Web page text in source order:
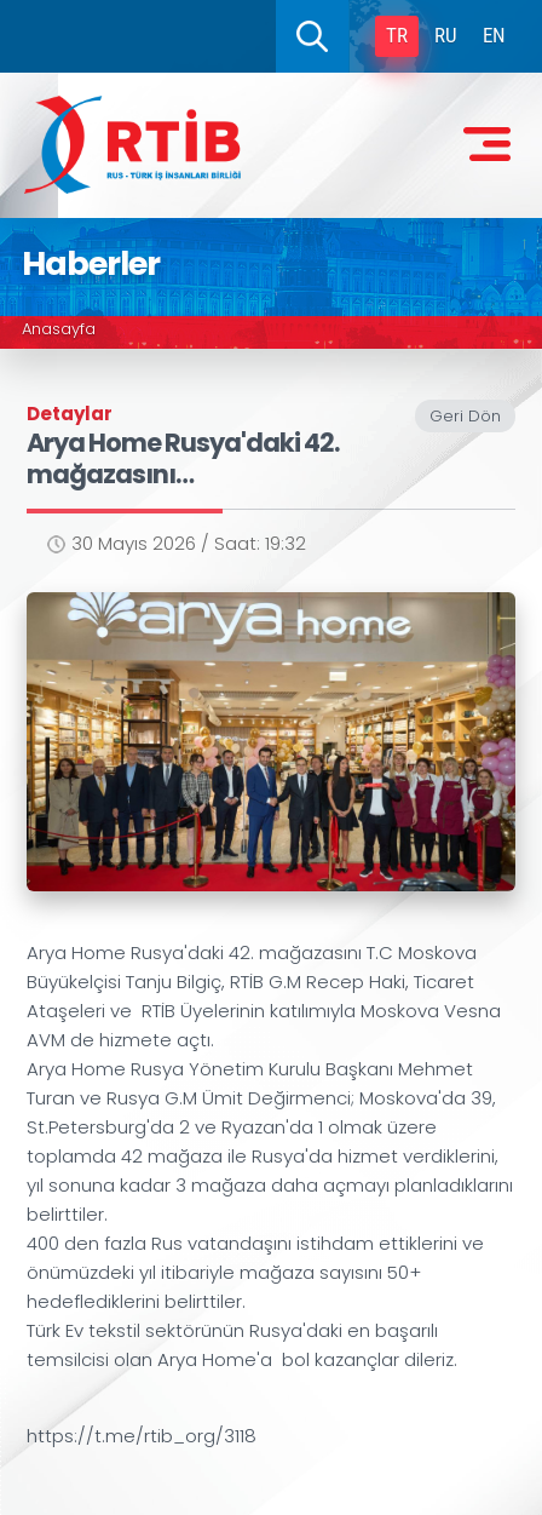
TR RU EN
Haberler
Anasayfa
Geri Dön
Detaylar
Arya Home Rusya'daki 42.
mağazasını…
30 Mayıs 2026 / Saat: 19:32
Arya Home Rusya'daki 42. mağazasını T.C Moskova
Büyükelçisi Tanju Bilgiç, RTİB G.M Recep Haki, Ticaret
Ataşeleri ve RTİB Üyelerinin katılımıyla Moskova Vesna
AVM de hizmete açtı.
Arya Home Rusya Yönetim Kurulu Başkanı Mehmet
Turan ve Rusya G.M Ümit Değirmenci; Moskova'da 39,
St.Petersburg'da 2 ve Ryazan'da 1 olmak üzere
toplamda 42 mağaza ile Rusya'da hizmet verdiklerini,
yıl sonuna kadar 3 mağaza daha açmayı planladıklarını
belirttiler.
400 den fazla Rus vatandaşını istihdam ettiklerini ve
önümüzdeki yıl itibariyle mağaza sayısını 50+
hedeflediklerini belirttiler.
Türk Ev tekstil sektörünün Rusya'daki en başarılı
temsilcisi olan Arya Home'a bol kazançlar dileriz.
https://t.me/rtib_org/3118